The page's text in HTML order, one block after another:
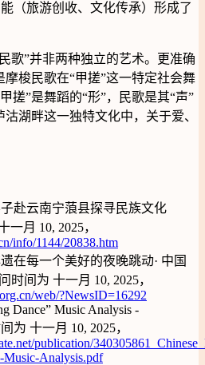
（旅游创收、文化传承）形成了
歌”并非两种独立的艺术。更准确
摩梭民歌在“甲搓”这一特定社会舞
搓”是舞蹈的“形”，民歌是其“声”
湖畔这一独特文化中，关于爱、
子赴云南宁蒗县探寻民族文化
一月 10, 2025，
info/1144/20838.htm
在每一个美好的夜晚跳动· 中国
时间为 十一月 10, 2025，
web/?NewsID=16292
Dance” Music Analysis -
为 十一月 10, 2025，
publication/
Music-Analysis.pdf